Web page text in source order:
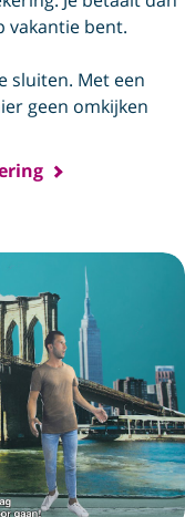
vakantie bent.
sluiten. Met een
geen omkijken